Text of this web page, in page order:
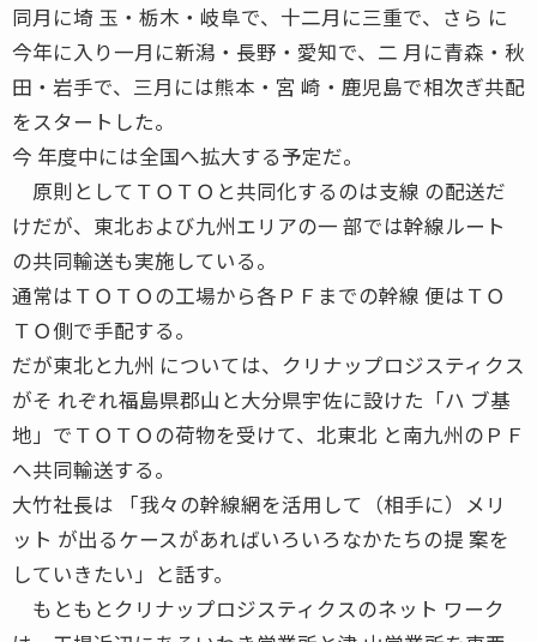
同月に埼 玉・栃木・岐阜で、十二月に三重で、さら に
今年に入り一月に新潟・長野・愛知で、二 月に青森・秋
田・岩手で、三月には熊本・宮 崎・鹿児島で相次ぎ共配
をスタートした。
今 年度中には全国へ拡大する予定だ。
原則としてＴＯＴＯと共同化するのは支線 の配送だ
けだが、東北および九州エリアの一 部では幹線ルート
の共同輸送も実施している。
通常はＴＯＴＯの工場から各ＰＦまでの幹線 便はＴＯ
ＴＯ側で手配する。
だが東北と九州 については、クリナップロジスティクス
がそ れぞれ福島県郡山と大分県宇佐に設けた「ハ ブ基
地」でＴＯＴＯの荷物を受けて、北東北 と南九州のＰＦ
へ共同輸送する。
大竹社長は 「我々の幹線網を活用して（相手に）メリ
ット が出るケースがあればいろいろなかたちの提 案を
していきたい」と話す。
もともとクリナップロジスティクスのネット ワーク